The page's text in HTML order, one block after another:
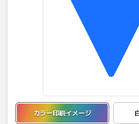
カラー印刷イメージ
カラー印刷イメージを表示してい